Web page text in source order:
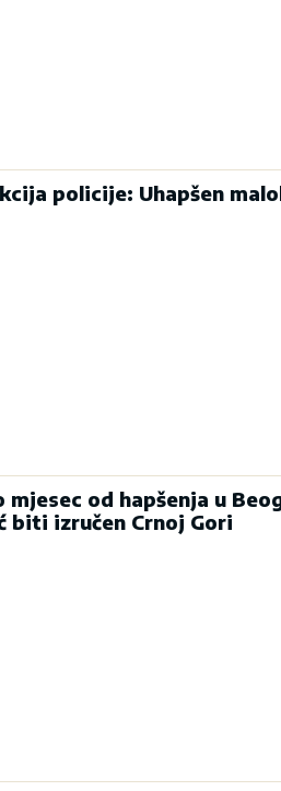
policije: Uhapšen
mjesec od hapšenja u
biti izručen Crnoj Gori